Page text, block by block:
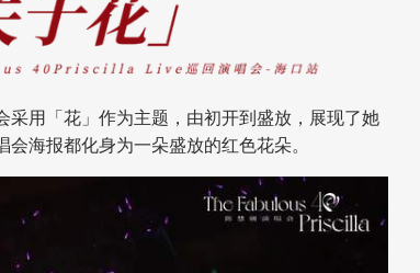
用「花」作为主题，由初开到盛放，展现了她
海报都化身为一朵盛放的红色花朵。